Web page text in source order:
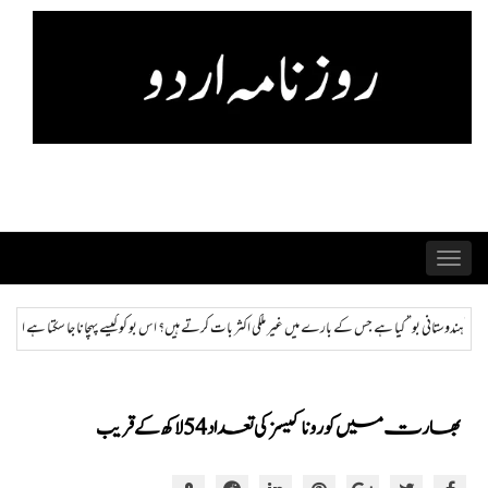
Skip
Toggle
navigation
بات کرتے ہیں؟ اس بو کو کیسے پہچانا جا سکتا ہے اور ختم کیا جا سکتا ہے؟ ہمراز: پاکستان
بھارت میں کورونا کیسز کی تعداد 54 لاکھ کے قریب